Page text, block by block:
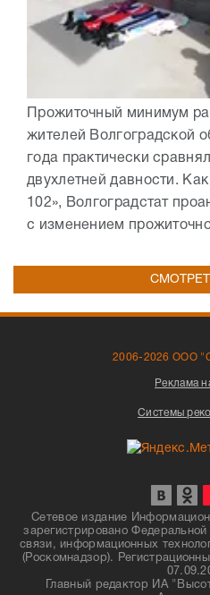
Прожиточный минимум
жителей Волгоградской
года практически
двухлетней давности.
102», Волгоградстат
с изменением
2006-2026 ООО
Реклама
Системы
Сетевое издание
зарегистрировано
связи, информационных
(Роскомнадзор).
Главный редактор ИА